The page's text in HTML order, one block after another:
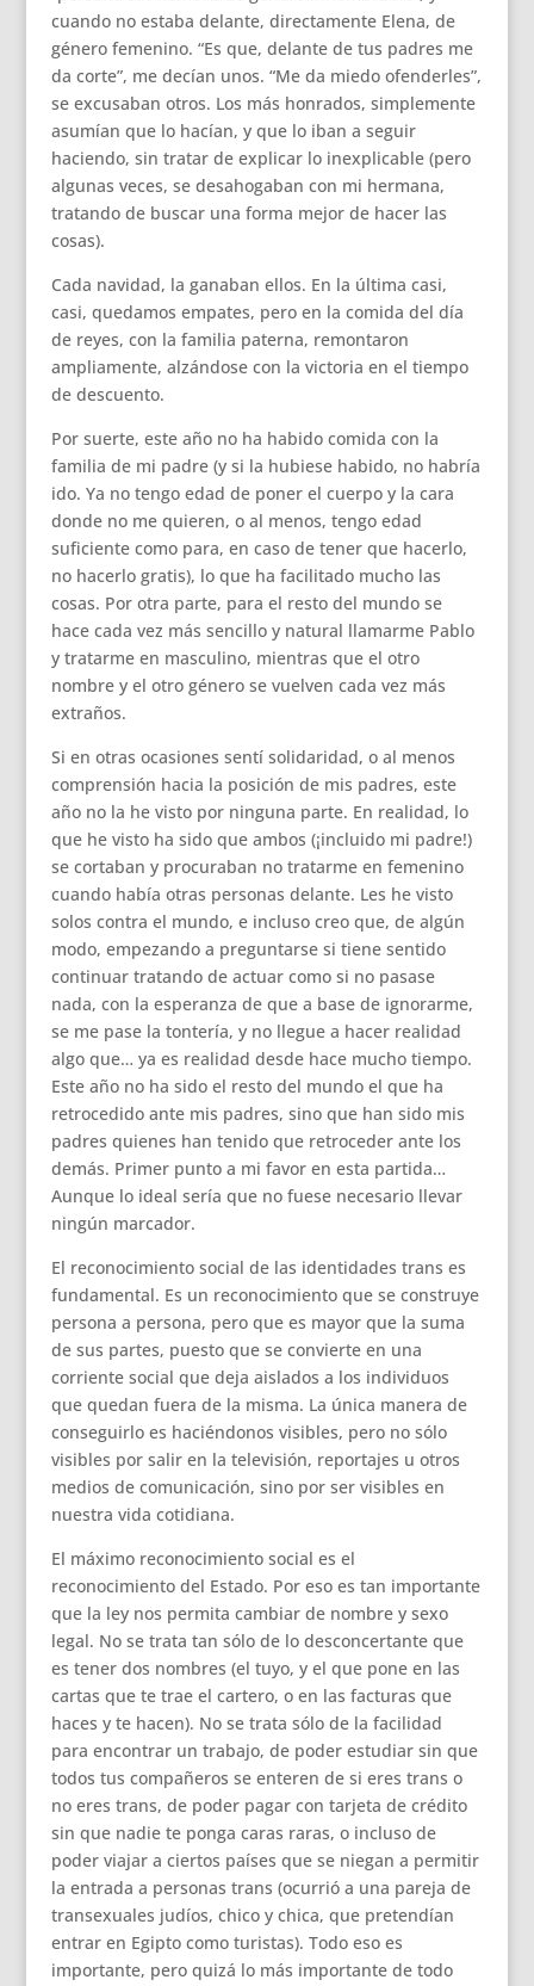
cuando no estaba delante, directamente Elena, de
género femenino. “Es que, delante de tus padres me
da corte”, me decían unos. “Me da miedo ofenderles”,
se excusaban otros. Los más honrados, simplemente
asumían que lo hacían, y que lo iban a seguir
haciendo, sin tratar de explicar lo inexplicable (pero
algunas veces, se desahogaban con mi hermana,
tratando de buscar una forma mejor de hacer las
cosas).
Cada navidad, la ganaban ellos. En la última casi,
casi, quedamos empates, pero en la comida del día
de reyes, con la familia paterna, remontaron
ampliamente, alzándose con la victoria en el tiempo
de descuento.
Por suerte, este año no ha habido comida con la
familia de mi padre (y si la hubiese habido, no habría
ido. Ya no tengo edad de poner el cuerpo y la cara
donde no me quieren, o al menos, tengo edad
suficiente como para, en caso de tener que hacerlo,
no hacerlo gratis), lo que ha facilitado mucho las
cosas. Por otra parte, para el resto del mundo se
hace cada vez más sencillo y natural llamarme Pablo
y tratarme en masculino, mientras que el otro
nombre y el otro género se vuelven cada vez más
extraños.
Si en otras ocasiones sentí solidaridad, o al menos
comprensión hacia la posición de mis padres, este
año no la he visto por ninguna parte. En realidad, lo
que he visto ha sido que ambos (¡incluido mi padre!)
se cortaban y procuraban no tratarme en femenino
cuando había otras personas delante. Les he visto
solos contra el mundo, e incluso creo que, de algún
modo, empezando a preguntarse si tiene sentido
continuar tratando de actuar como si no pasase
nada, con la esperanza de que a base de ignorarme,
se me pase la tontería, y no llegue a hacer realidad
algo que… ya es realidad desde hace mucho tiempo.
Este año no ha sido el resto del mundo el que ha
retrocedido ante mis padres, sino que han sido mis
padres quienes han tenido que retroceder ante los
demás. Primer punto a mi favor en esta partida…
Aunque lo ideal sería que no fuese necesario llevar
ningún marcador.
El reconocimiento social de las identidades trans es
fundamental. Es un reconocimiento que se construye
persona a persona, pero que es mayor que la suma
de sus partes, puesto que se convierte en una
corriente social que deja aislados a los individuos
que quedan fuera de la misma. La única manera de
conseguirlo es haciéndonos visibles, pero no sólo
visibles por salir en la televisión, reportajes u otros
medios de comunicación, sino por ser visibles en
nuestra vida cotidiana.
El máximo reconocimiento social es el
reconocimiento del Estado. Por eso es tan importante
que la ley nos permita cambiar de nombre y sexo
legal. No se trata tan sólo de lo desconcertante que
es tener dos nombres (el tuyo, y el que pone en las
cartas que te trae el cartero, o en las facturas que
haces y te hacen). No se trata sólo de la facilidad
para encontrar un trabajo, de poder estudiar sin que
todos tus compañeros se enteren de si eres trans o
no eres trans, de poder pagar con tarjeta de crédito
sin que nadie te ponga caras raras, o incluso de
poder viajar a ciertos países que se niegan a permitir
la entrada a personas trans (ocurrió a una pareja de
transexuales judíos, chico y chica, que pretendían
entrar en Egipto como turistas). Todo eso es
importante, pero quizá lo más importante de todo